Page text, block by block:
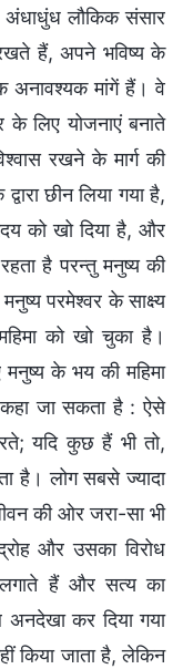
अंधाधुंध लौकिक संसार
हैं, अपने भविष्य के
अनावश्यक मांगें हैं। वे
लिए योजनाएं बनाते
रखने के मार्ग की
छीन लिया गया है,
को खो दिया है, और
है परन्तु मनुष्य की
परमेश्वर के साक्ष्य
को खो चुका है।
मनुष्य के भय की महिमा
कहा जा सकता है : ऐसे
यदि कुछ हैं भी तो,
है। लोग सबसे ज्यादा
की ओर जरा-सा भी
और उसका विरोध
हैं और सत्य का
कर दिया गया
किया जाता है, लेकिन